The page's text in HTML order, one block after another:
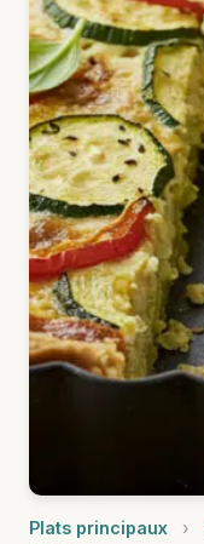
Plats principaux ›